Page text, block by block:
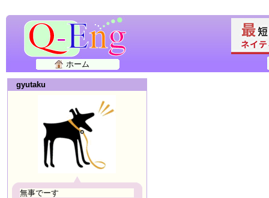
ホーム
gyutaku
無事でーす